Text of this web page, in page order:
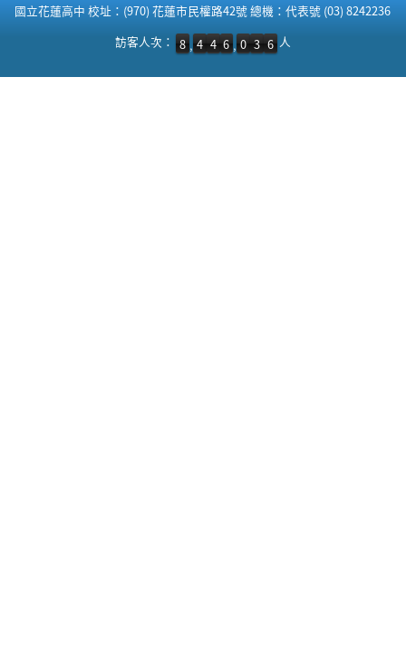
國立花蓮高中 校址：(970) 花蓮市民權路42號 總機：代表號 (03) 8242236
訪客人次：8,446,036 人
訪客人次： 8 , 4 4 6 , 0 3 6 人